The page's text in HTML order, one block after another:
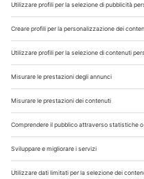
Chi Siamo
Contatti
Note Legali
Privacy